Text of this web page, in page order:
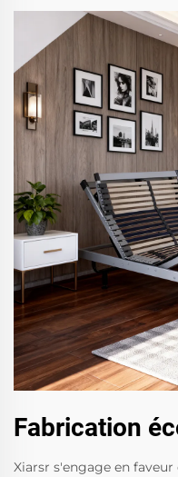
Fabrication
Xiarsr s'engage en